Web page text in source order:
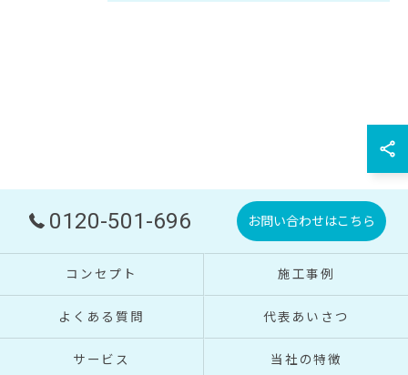
0120-501-696 お問い合わせはこちら
コンセプト 施工事例
よくある質問 代表あいさつ
サービス 当社の特徴
お問い合わせはこちら